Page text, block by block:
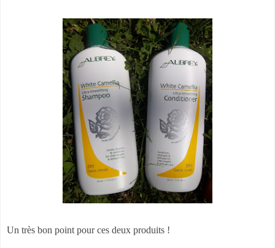
Un très bon point pour ces deux produits !